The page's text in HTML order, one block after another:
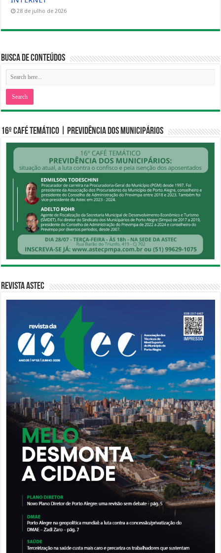
28 de julho de 2026
Busca de Conteúdos
16º CAFÉ TEMÁTICO | PREVIDÊNCIA DOS MUNICIPÁRIOS
Revista Astec